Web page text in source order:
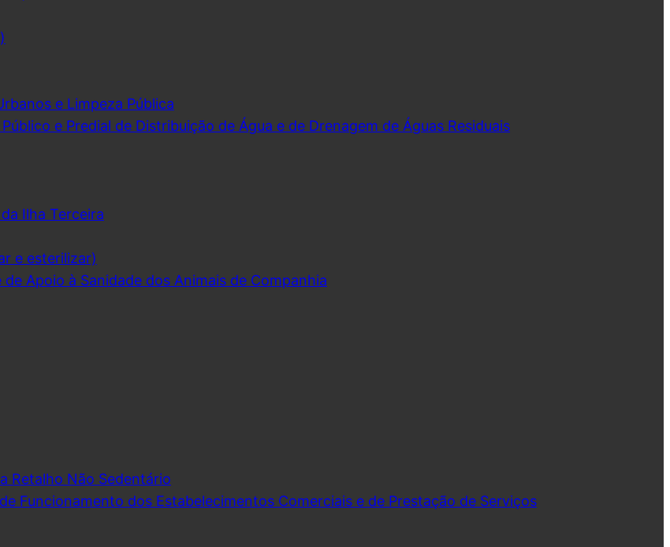
e Limpeza Pública
e Predial de Distribuição de Água e de Drenagem de Águas Residuais
Ilha Terceira
e esterilizar)
Apoio à Sanidade dos Animais de Companhia
Retalho Não Sedentário
Funcionamento dos Estabelecimentos Comerciais e de Prestação de Serviços